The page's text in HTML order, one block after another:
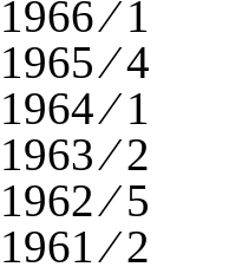
1966 ⁄ 1
1965 ⁄ 4
1964 ⁄ 1
1963 ⁄ 2
1962 ⁄ 5
1961 ⁄ 2